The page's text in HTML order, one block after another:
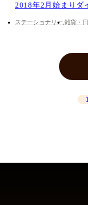
2018年2月始まりダ
ステーショナリー 雑貨・
1